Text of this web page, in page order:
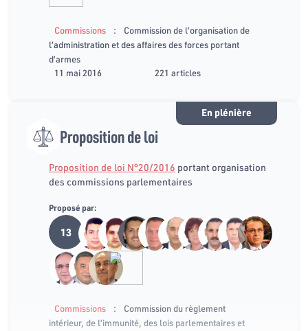
Commissions :
Commission de l’organisation de
l’administration et des affaires des forces portant
d’armes
11 mai 2016
221 articles
En plénière
Proposition de loi
Proposition de loi N°20/2016 portant organisation
des commissions parlementaires
Proposé par:
13
Commissions :
Commission du règlement
intérieur, de l’immunité, des lois parlementaires et